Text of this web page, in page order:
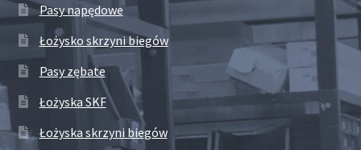
Pasy napędowe
Łożysko skrzyni biegów
Pasy zębate
Łożyska SKF
Łożyska skrzyni biegów